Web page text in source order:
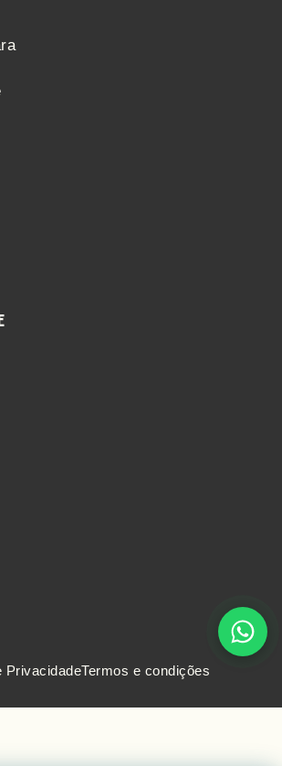
PrivacidadeTermos e condições